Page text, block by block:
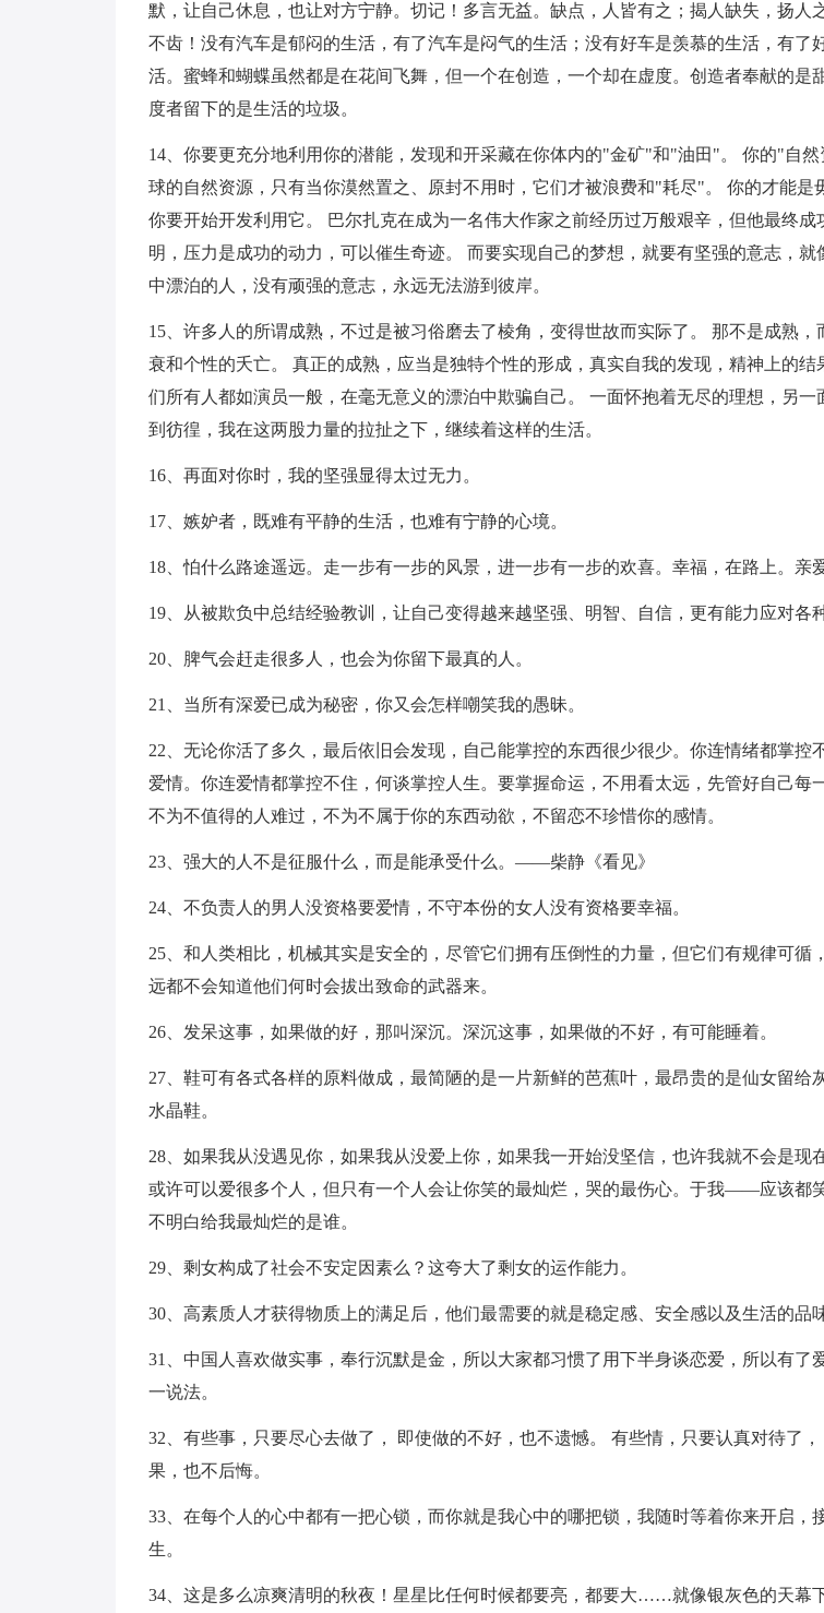
默，让自己休息，也让对方宁静。切记！多言无益。缺点，人皆有之；揭人缺失，扬人
不齿！没有汽车是郁闷的生活，有了汽车是闷气的生活；没有好车是羡慕的生活，有了
活。蜜蜂和蝴蝶虽然都是在花间飞舞，但一个在创造，一个却在虚度。创造者奉献的是
度者留下的是生活的垃圾。
14、你要更充分地利用你的潜能，发现和开采藏在你体内的"金矿"和"油田"。 你的"自
球的自然资源，只有当你漠然置之、原封不用时，它们才被浪费和"耗尽"。 你的才能是
你要开始开发利用它。 巴尔扎克在成为一名伟大作家之前经历过万般艰辛，但他最终成
明，压力是成功的动力，可以催生奇迹。 而要实现自己的梦想，就要有坚强的意志，就
中漂泊的人，没有顽强的意志，永远无法游到彼岸。
15、许多人的所谓成熟，不过是被习俗磨去了棱角，变得世故而实际了。 那不是成熟，
衰和个性的夭亡。 真正的成熟，应当是独特个性的形成，真实自我的发现，精神上的结
们所有人都如演员一般，在毫无意义的漂泊中欺骗自己。 一面怀抱着无尽的理想，另一
到彷徨，我在这两股力量的拉扯之下，继续着这样的生活。
16、再面对你时，我的坚强显得太过无力。
17、嫉妒者，既难有平静的生活，也难有宁静的心境。
18、怕什么路途遥远。走一步有一步的风景，进一步有一步的欢喜。幸福，在路上。亲
19、从被欺负中总结经验教训，让自己变得越来越坚强、明智、自信，更有能力应对各
20、脾气会赶走很多人，也会为你留下最真的人。
21、当所有深爱已成为秘密，你又会怎样嘲笑我的愚昧。
22、无论你活了多久，最后依旧会发现，自己能掌控的东西很少很少。你连情绪都掌控
爱情。你连爱情都掌控不住，何谈掌控人生。要掌握命运，不用看太远，先管好自己每
不为不值得的人难过，不为不属于你的东西动欲，不留恋不珍惜你的感情。
23、强大的人不是征服什么，而是能承受什么。——柴静《看见》
24、不负责人的男人没资格要爱情，不守本份的女人没有资格要幸福。
25、和人类相比，机械其实是安全的，尽管它们拥有压倒性的力量，但它们有规律可循
远都不会知道他们何时会拔出致命的武器来。
26、发呆这事，如果做的好，那叫深沉。深沉这事，如果做的不好，有可能睡着。
27、鞋可有各式各样的原料做成，最简陋的是一片新鲜的芭蕉叶，最昂贵的是仙女留给
水晶鞋。
28、如果我从没遇见你，如果我从没爱上你，如果我一开始没坚信，也许我就不会是现
或许可以爱很多个人，但只有一个人会让你笑的最灿烂，哭的最伤心。于我——应该都
不明白给我最灿烂的是谁。
29、剩女构成了社会不安定因素么？这夸大了剩女的运作能力。
30、高素质人才获得物质上的满足后，他们最需要的就是稳定感、安全感以及生活的品味
31、中国人喜欢做实事，奉行沉默是金，所以大家都习惯了用下半身谈恋爱，所以有了
一说法。
32、有些事，只要尽心去做了， 即使做的不好，也不遗憾。 有些情，只要认真对待了
果，也不后悔。
33、在每个人的心中都有一把心锁，而你就是我心中的哪把锁，我随时等着你来开启，
生。
34、这是多么凉爽清明的秋夜！星星比任何时候都要亮，都要大……就像银灰色的天幕